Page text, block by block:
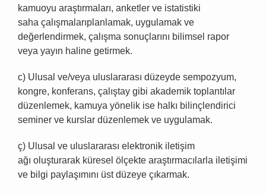
kamuoyu araştırmaları, anketler ve istatistiki
saha çalışmalarıplanlamak, uygulamak ve
değerlendirmek, çalışma sonuçlarını bilimsel rapor
veya yayın haline getirmek.
c) Ulusal ve/veya uluslararası düzeyde sempozyum,
kongre, konferans, çalıştay gibi akademik toplantılar
düzenlemek, kamuya yönelik ise halkı bilinçlendirici
seminer ve kurslar düzenlemek ve uygulamak.
ç) Ulusal ve uluslararası elektronik iletişim
ağı oluşturarak küresel ölçekte araştırmacılarla iletişimi
ve bilgi paylaşımını üst düzeye çıkarmak.